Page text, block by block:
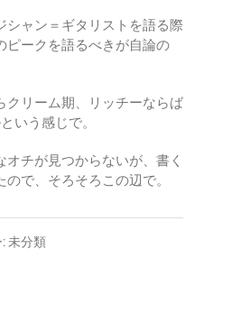
シャン＝ギタリストを語る際
ピークを語るべきが自論の
クリーム期、リッチーならば
いう感じで。
オチが見つからないが、書く
ので、そろそろこの辺で。
未分類